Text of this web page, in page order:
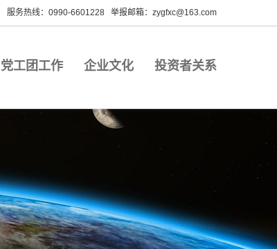
服务热线：0990-6601228 举报邮箱：zygfxc@163.com
党工团工作 企业文化 投资者关系